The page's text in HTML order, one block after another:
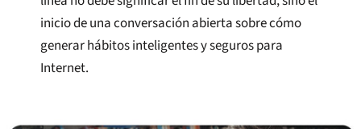
inicio de una conversación abierta sobre cómo
generar hábitos inteligentes y seguros para
Internet.